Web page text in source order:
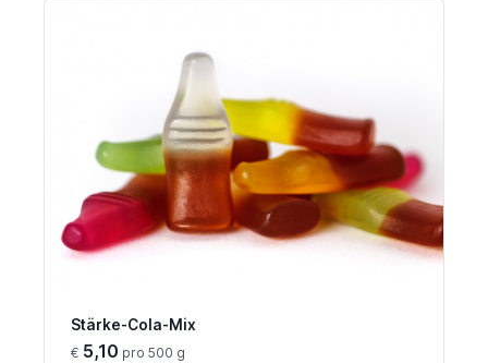
Stärke-Cola-Mix
€ 5,10 pro 500 g